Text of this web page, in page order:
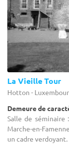
La Vieille Tour
Hotton -
Demeure de
Salle de
Marche-en-
un cadre verdoyant.